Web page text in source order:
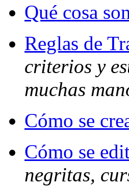
Qué cosa
Reglas de
criterios y
muchas
Cómo se
Cómo se
negritas,